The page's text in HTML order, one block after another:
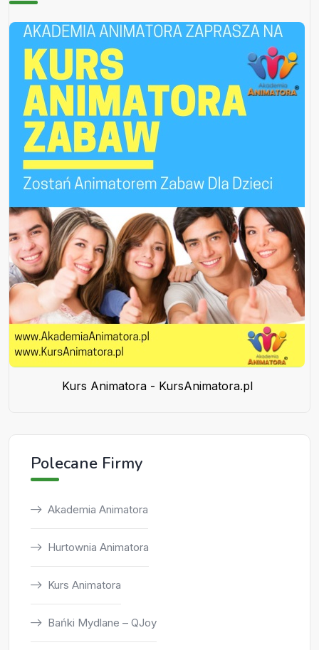
Kurs Animatora - KursAnimatora.pl
Polecane Firmy
Akademia Animatora
Hurtownia Animatora
Kurs Animatora
Bańki Mydlane – QJoy